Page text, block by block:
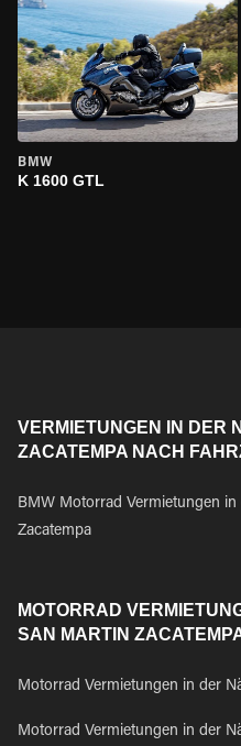
BMW
K 1600 GTL
VERMIETUNGEN IN DER
ZACATEMPA NACH
BMW Motorrad Vermietungen
Zacatempa
MOTORRAD
SAN MARTIN
Motorrad Vermietungen in der
Motorrad Vermietungen in der